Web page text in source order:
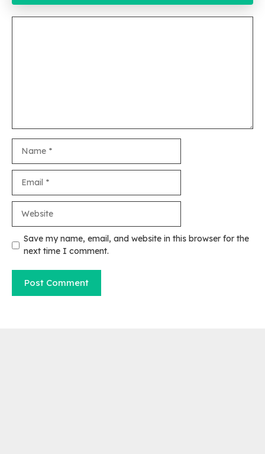
Save my name, email, and website in this browser for the
next time I comment.